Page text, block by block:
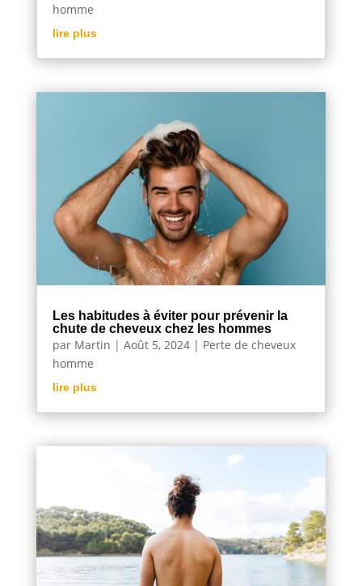
homme
lire plus
Les habitudes à éviter pour prévenir la
chute de cheveux chez les hommes
par Martin | Août 5, 2024| Perte de cheveux
homme
lire plus